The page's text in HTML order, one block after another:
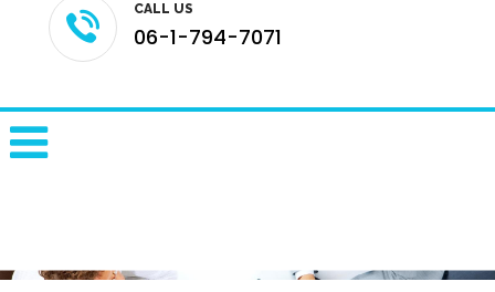
CALL US
06-1-794-7071